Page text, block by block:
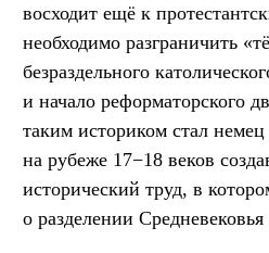
восходит ещё к
необходимо разграничить
безраздельного
и начало реформаторского
таким историком стал
на рубеже 17−18 веков
исторический труд, в
о разделении